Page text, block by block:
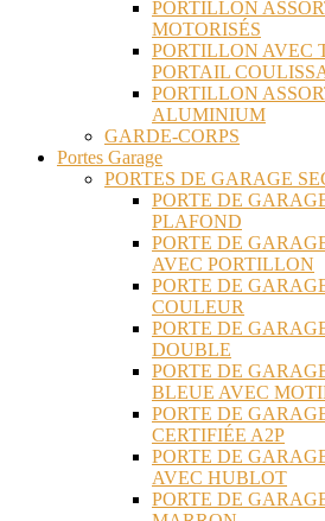
PORTILLON
MOTORISÉS
PORTILLON AVEC
PORTAIL
PORTILLON
ALUMINIUM
GARDE-CORPS
Portes Garage
PORTES DE GARAGE
PORTE DE
PLAFOND
PORTE DE
AVEC PORTILLON
PORTE DE
COULEUR
PORTE DE
DOUBLE
PORTE DE
BLEUE AVEC
PORTE DE
CERTIFIÉE A2P
PORTE DE
AVEC HUBLOT
PORTE DE